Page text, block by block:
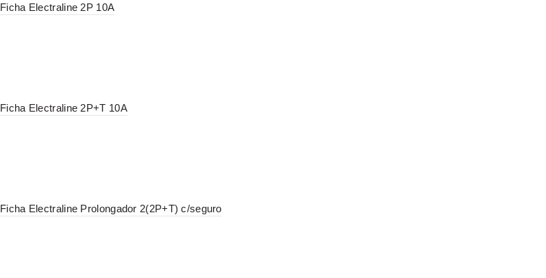
Ficha Electraline 2P 10A
Ficha Electraline 2P+T 10A
Ficha Electraline Prolongador 2(2P+T) c/seguro